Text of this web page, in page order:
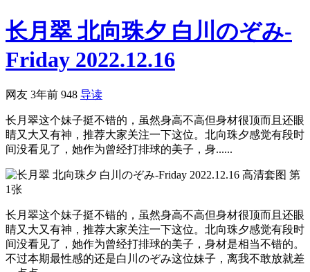
长月翠 北向珠夕 白川のぞみ-
Friday 2022.12.16
网友 3年前 948 导读
长月翠这个妹子挺不错的，虽然身高不高但身材很顶而且还眼
睛又大又有神，推荐大家关注一下这位。北向珠夕感觉有段时
间没看见了，她作为曾经打排球的美子，身......
长月翠这个妹子挺不错的，虽然身高不高但身材很顶而且还眼
睛又大又有神，推荐大家关注一下这位。北向珠夕感觉有段时
间没看见了，她作为曾经打排球的美子，身材是相当不错的。
不过本期最性感的还是白川のぞみ这位妹子，离我不敢放就差